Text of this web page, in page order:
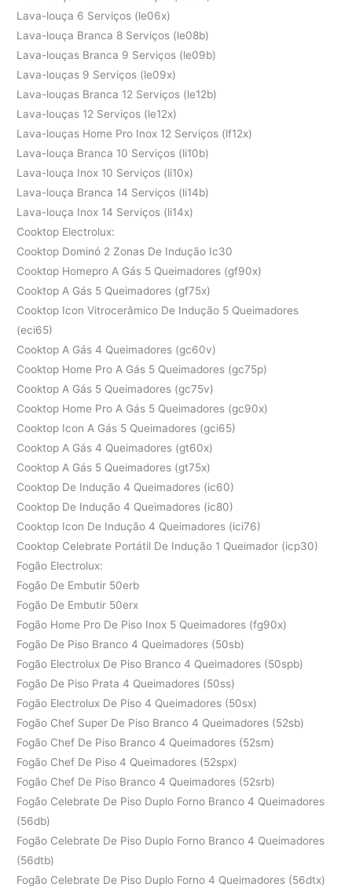
Lava-louça 6 Serviços (le06x)
Lava-louça Branca 8 Serviços (le08b)
Lava-louças Branca 9 Serviços (le09b)
Lava-louças 9 Serviços (le09x)
Lava-louças Branca 12 Serviços (le12b)
Lava-louças 12 Serviços (le12x)
Lava-louças Home Pro Inox 12 Serviços (lf12x)
Lava-louça Branca 10 Serviços (li10b)
Lava-louça Inox 10 Serviços (li10x)
Lava-louça Branca 14 Serviços (li14b)
Lava-louça Inox 14 Serviços (li14x)
Cooktop Electrolux:
Cooktop Dominó 2 Zonas De Indução Ic30
Cooktop Homepro A Gás 5 Queimadores (gf90x)
Cooktop A Gás 5 Queimadores (gf75x)
Cooktop Icon Vitrocerâmico De Indução 5 Queimadores
(eci65)
Cooktop A Gás 4 Queimadores (gc60v)
Cooktop Home Pro A Gás 5 Queimadores (gc75p)
Cooktop A Gás 5 Queimadores (gc75v)
Cooktop Home Pro A Gás 5 Queimadores (gc90x)
Cooktop Icon A Gás 5 Queimadores (gci65)
Cooktop A Gás 4 Queimadores (gt60x)
Cooktop A Gás 5 Queimadores (gt75x)
Cooktop De Indução 4 Queimadores (ic60)
Cooktop De Indução 4 Queimadores (ic80)
Cooktop Icon De Indução 4 Queimadores (ici76)
Cooktop Celebrate Portátil De Indução 1 Queimador (icp30)
Fogão Electrolux:
Fogão De Embutir 50erb
Fogão De Embutir 50erx
Fogão Home Pro De Piso Inox 5 Queimadores (fg90x)
Fogão De Piso Branco 4 Queimadores (50sb)
Fogão Electrolux De Piso Branco 4 Queimadores (50spb)
Fogão De Piso Prata 4 Queimadores (50ss)
Fogão Electrolux De Piso 4 Queimadores (50sx)
Fogão Chef Super De Piso Branco 4 Queimadores (52sb)
Fogão Chef De Piso Branco 4 Queimadores (52sm)
Fogão Chef De Piso 4 Queimadores (52spx)
Fogão Chef De Piso Branco 4 Queimadores (52srb)
Fogão Celebrate De Piso Duplo Forno Branco 4 Queimadores
(56db)
Fogão Celebrate De Piso Duplo Forno Branco 4 Queimadores
(56dtb)
Fogão Celebrate De Piso Duplo Forno 4 Queimadores (56dtx)